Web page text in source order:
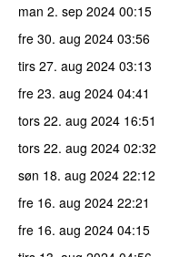
man 2. sep 2024 00:15
fre 30. aug 2024 03:56
tirs 27. aug 2024 03:13
fre 23. aug 2024 04:41
tors 22. aug 2024 16:51
tors 22. aug 2024 02:32
søn 18. aug 2024 22:12
fre 16. aug 2024 22:21
fre 16. aug 2024 04:15